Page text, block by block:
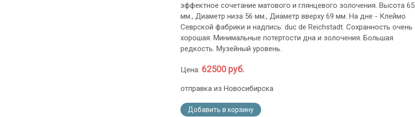
эффектное сочетание матового и глянцевого золочения. Высота 65
мм., Диаметр низа 56 мм., Диаметр вверху 69 мм. На дне - Клеймо
Севрской фабрики и надпись: duc de Reichstadt. Сохранность очень
хорошая. Минимальные потертости дна и золочения. Большая
редкость. Музейный уровень.
Цена: 62500 руб.
отправка из Новосибирска
Добавить в корзину